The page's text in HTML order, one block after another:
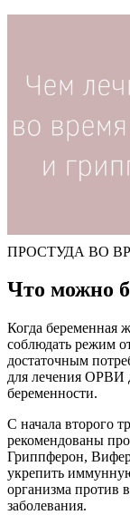
ПРОСТУДА ВО
Что можно
Когда беременная
соблюдать режим
достаточным
для лечения ОРВИ
беременности.
С начала второго
рекомендованы
Гриппферон,
укрепить
организма против
заболевания.